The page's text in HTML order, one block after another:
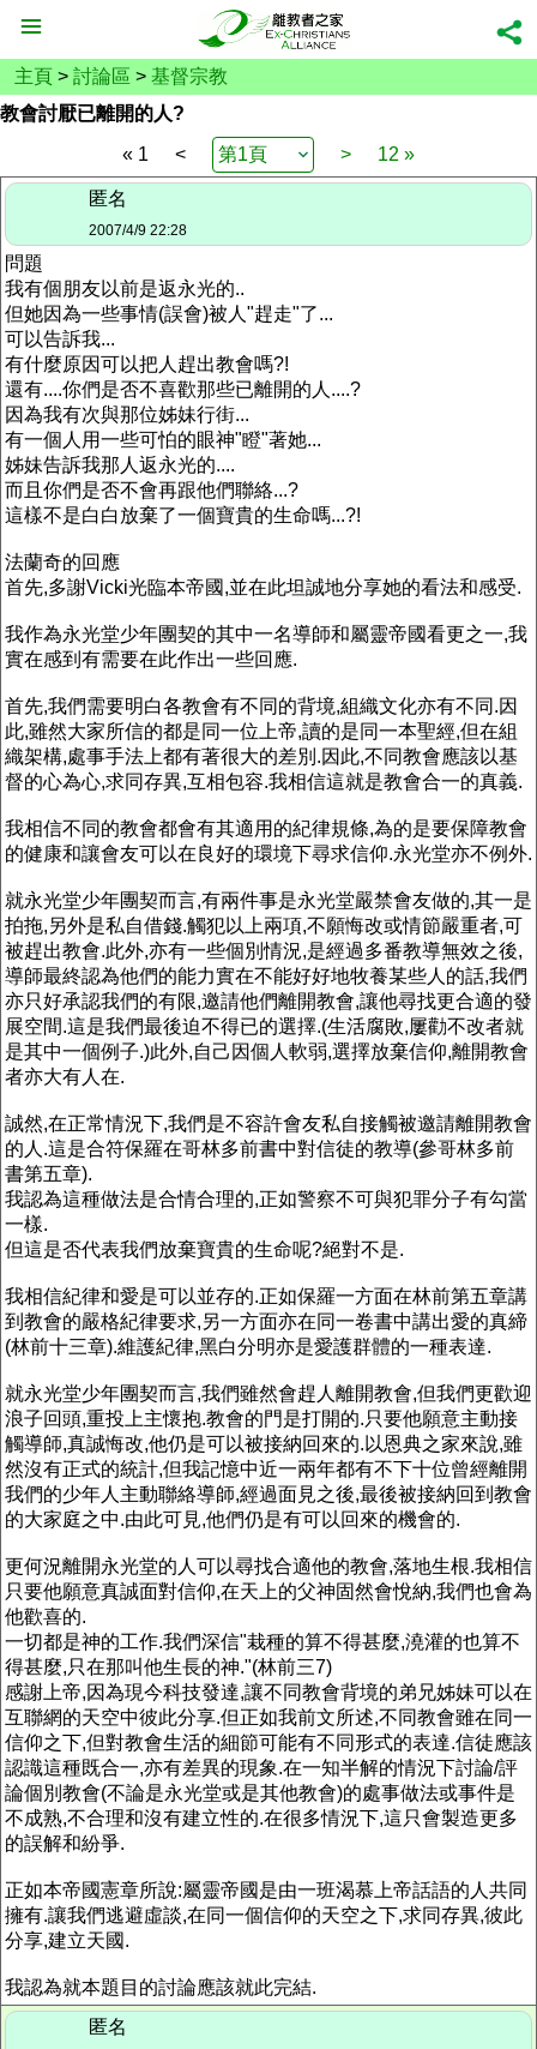
主頁 > 討論區 > 基督宗教
教會討厭已離開的人?
« 1
< > 12 »
匿名
2007/4/9 22:28
問題
我有個朋友以前是返永光的..
但她因為一些事情(誤會)被人"趕走"了...
可以告訴我...
有什麼原因可以把人趕出教會嗎?!
還有....你們是否不喜歡那些已離開的人....?
因為我有次與那位姊妹行街...
有一個人用一些可怕的眼神"瞪"著她...
姊妹告訴我那人返永光的....
而且你們是否不會再跟他們聯絡...?
這樣不是白白放棄了一個寶貴的生命嗎...?!
法蘭奇的回應
首先,多謝Vicki光臨本帝國,並在此坦誠地分享她的看法和感受.
我作為永光堂少年團契的其中一名導師和屬靈帝國看更之一,我
實在感到有需要在此作出一些回應.
首先,我們需要明白各教會有不同的背境,組織文化亦有不同.因
此,雖然大家所信的都是同一位上帝,讀的是同一本聖經,但在組
織架構,處事手法上都有著很大的差別.因此,不同教會應該以基
督的心為心,求同存異,互相包容.我相信這就是教會合一的真義.
我相信不同的教會都會有其適用的紀律規條,為的是要保障教會
的健康和讓會友可以在良好的環境下尋求信仰.永光堂亦不例外.
就永光堂少年團契而言,有兩件事是永光堂嚴禁會友做的,其一是
拍拖,另外是私自借錢.觸犯以上兩項,不願悔改或情節嚴重者,可
被趕出教會.此外,亦有一些個別情況,是經過多番教導無效之後,
導師最終認為他們的能力實在不能好好地牧養某些人的話,我們
亦只好承認我們的有限,邀請他們離開教會,讓他尋找更合適的發
展空間.這是我們最後迫不得已的選擇.(生活腐敗,屢勸不改者就
是其中一個例子.)此外,自己因個人軟弱,選擇放棄信仰,離開教會
者亦大有人在.
誠然,在正常情況下,我們是不容許會友私自接觸被邀請離開教會
的人.這是合符保羅在哥林多前書中對信徒的教導(參哥林多前
書第五章).
我認為這種做法是合情合理的,正如警察不可與犯罪分子有勾當
一樣.
但這是否代表我們放棄寶貴的生命呢?絕對不是.
我相信紀律和愛是可以並存的.正如保羅一方面在林前第五章講
到教會的嚴格紀律要求,另一方面亦在同一卷書中講出愛的真締
(林前十三章).維護紀律,黑白分明亦是愛護群體的一種表達.
就永光堂少年團契而言,我們雖然會趕人離開教會,但我們更歡迎
浪子回頭,重投上主懷抱.教會的門是打開的.只要他願意主動接
觸導師,真誠悔改,他仍是可以被接納回來的.以恩典之家來說,雖
然沒有正式的統計,但我記憶中近一兩年都有不下十位曾經離開
我們的少年人主動聯絡導師,經過面見之後,最後被接納回到教會
的大家庭之中.由此可見,他們仍是有可以回來的機會的.
更何況離開永光堂的人可以尋找合適他的教會,落地生根.我相信
只要他願意真誠面對信仰,在天上的父神固然會悅納,我們也會為
他歡喜的.
一切都是神的工作.我們深信"栽種的算不得甚麼,澆灌的也算不
得甚麼,只在那叫他生長的神."(林前三7)
感謝上帝,因為現今科技發達,讓不同教會背境的弟兄姊妹可以在
互聯網的天空中彼此分享.但正如我前文所述,不同教會雖在同一
信仰之下,但對教會生活的細節可能有不同形式的表達.信徒應該
認識這種既合一,亦有差異的現象.在一知半解的情況下討論/評
論個別教會(不論是永光堂或是其他教會)的處事做法或事件是
不成熟,不合理和沒有建立性的.在很多情況下,這只會製造更多
的誤解和紛爭.
正如本帝國憲章所說:屬靈帝國是由一班渴慕上帝話語的人共同
擁有.讓我們逃避虛談,在同一個信仰的天空之下,求同存異,彼此
分享,建立天國.
我認為就本題目的討論應該就此完結.
匿名